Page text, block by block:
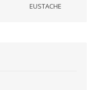
EUSTACHE